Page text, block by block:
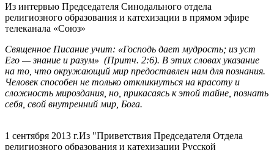
Из интервью Председателя Синодального отдела
религиозного образования и катехизации в прямом эфире
телеканала «Союз»
Священное Писание учит: «Господь дает мудрость; из уст
Его — знание и разум» (Притч. 2:6). В этих словах указание
на то, что окружающий мир предоставлен нам для познания.
Человек способен не только откликнуться на красоту и
сложность мироздания, но, прикасаясь к этой тайне, познать
себя, свой внутренний мир, Бога.
1 сентября 2013 г.Из "Приветствия Председателя Отдела
религиозного образования и катехизации Русской